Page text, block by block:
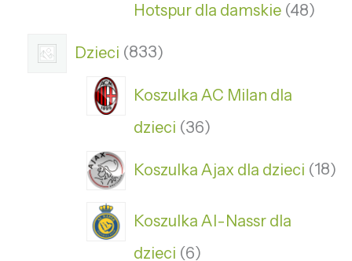
Hotspur dla damskie 48
Dzieci 833
Koszulka AC Milan dla
dzieci 36
Koszulka Ajax dla dzieci 18
Koszulka Al-Nassr dla
dzieci 6